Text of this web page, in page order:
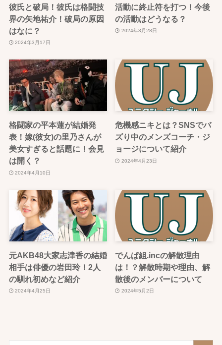
彼氏と破局！彼氏は格闘技
界の矢地祐介！破局の原因
はなに？
2024年3月17日
活動に終止符を打つ！今後
の活動はどうなる？
2024年3月28日
格闘家の平本蓮が結婚発
表！嫁(彼女)の里乃さんが
美女すぎると話題に！会見
は開く？
2024年4月10日
危機感ニキとは？SNSでバ
ズり中のメンズコーチ・ジ
ョージについて紹介
2024年4月23日
元AKB48大家志津香の結婚
相手は俳優の岩田玲！2人
の馴れ初めなど紹介
2024年4月25日
でんぱ組.incの解散理由
は！？解散時期や理由、解
散後のメンバーについて
2024年5月2日